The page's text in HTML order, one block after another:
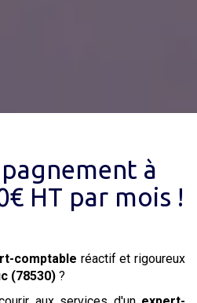
à
HT par mois !
comptable réactif et rigoureux
(78530) ?